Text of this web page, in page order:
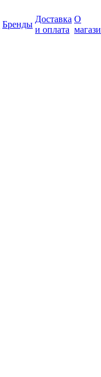
Бренды
Доставка
и оплата
О